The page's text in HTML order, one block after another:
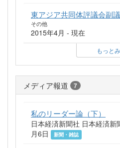
東アジア共同体評議会副
その他
2015年4月 - 現在
もっと
メディア報道 7
私のリーダー論（下）
日本経済新聞社 日本経済新
月6日
新聞・雑誌